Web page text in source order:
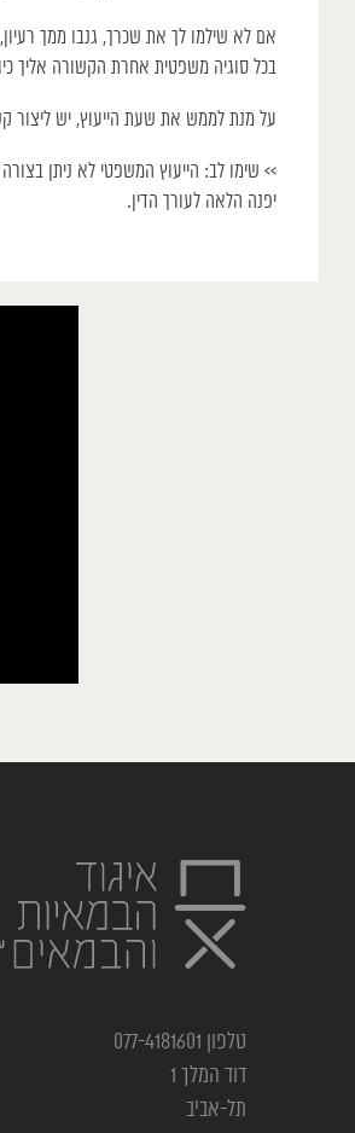
אם לא שילמו לך את שכרך, גנבו ממך
בכל סוגיה משפטית אחרת הקשורה אליך
על מנת לממש את שעת הייעוץ, יש ליצור
>> שימו לב: הייעוץ המשפטי לא ניתן
יפנה הלאה לעורך הדין.
טלפון 077-4181601
דוד המלך 1
תל-אביב